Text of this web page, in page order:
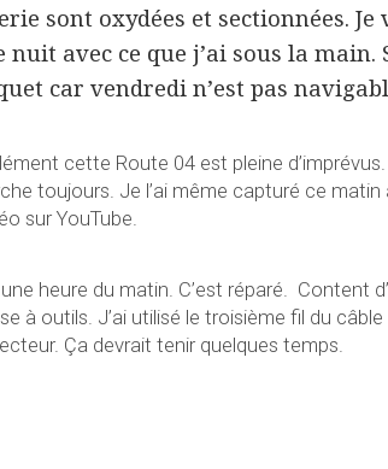
sont oxydées et sectionnées.
nuit avec ce que j’ai sous la main.
car vendredi n’est pas
cette Route 04 est pleine
toujours. Je l’ai même capturé ce matin
sur YouTube.
heure du matin. C’est réparé. Content
à outils. J’ai utilisé le troisième fil du
Ça devrait tenir quelques temps.